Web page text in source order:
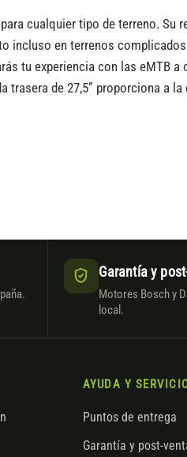
cualquier tipo de terreno. Su
en terrenos
tu experiencia con las eMTB
de 27,5” proporciona a
Garantía y
Motores Bosch y
local.
AYUDA Y
Puntos de entrega
Garantía y post-